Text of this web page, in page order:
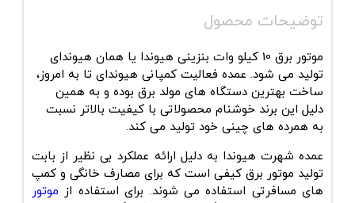
توضیحات محصول
موتور برق 10 کیلو وات
بنزینی هیوندا یا همان هیوندای
تولید می شود. عمده فعالیت کمپانی هیوندای تا به امروز،
ساخت بهترین دستگاه های مولد برق بوده و به همین
دلیل این برند خوشنام محصولاتی با کیفیت بالاتر نسبت
به همرده های چینی خود تولید می کند.
عمده شهرت هیوندا به دلیل ارائه عملکرد بی نظیر از بابت
تولید موتور برق کیفی است که برای مصارف خانگی و کمپ
های مسافرتی استفاده می شوند. برای استفاده از موتور